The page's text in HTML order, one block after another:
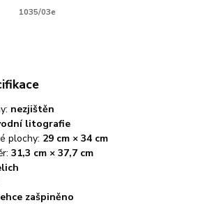
1035/03e
nezjištěn
litografie
plochy: 29 cm × 34 cm
31,3 cm × 37,7 cm
zašpiněno